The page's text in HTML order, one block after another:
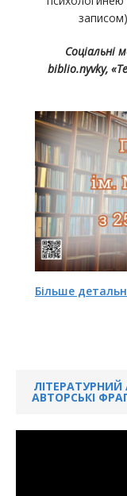
Соціальні
biblio.nyvky,
Більше
АВТОРСЬКІ